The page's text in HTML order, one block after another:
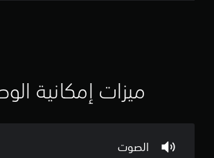
ميزات إمكانية
الصوت